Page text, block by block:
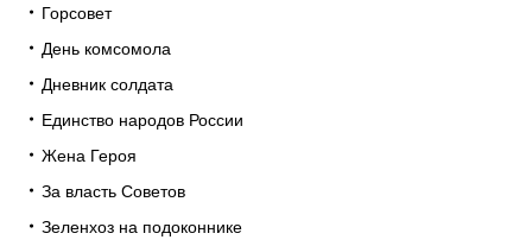
Горсовет
День комсомола
Дневник солдата
Единство народов России
Жена Героя
За власть Советов
Зеленхоз на подоконнике